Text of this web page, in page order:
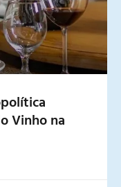
Vinho na